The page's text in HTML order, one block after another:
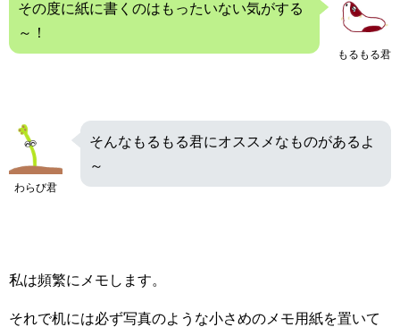
もるもる君
その度に紙に書くのはもったいない気がする
～！
わらび君
そんなもるもる君にオススメなものがあるよ
～
私は頻繁にメモします。
それで机には必ず写真のような小さめのメモ用紙を置いて